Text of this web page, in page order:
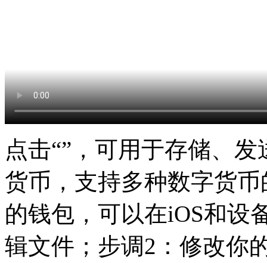
点击“”，可用于存储、
货币，支持多种数字货
的钱包，可以在iOS和设
辑文件；步调2：修改你